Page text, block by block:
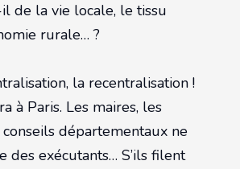
il de la vie locale, le tissu
rurale… ?
la recentralisation !
à Paris. Les maires, les
départementaux ne
des exécutants… S’ils filent